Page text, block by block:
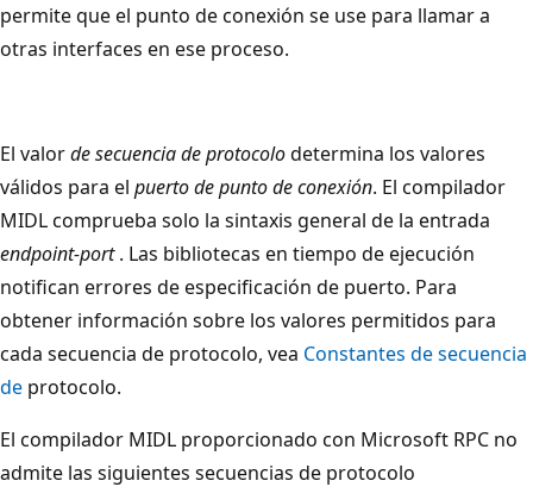
permite que el punto de conexión se use para llamar a
otras interfaces en ese proceso.
El valorde secuencia de protocolodetermina los valores
válidos para el puerto de punto de conexión. El compilador
MIDL comprueba solo la sintaxis general de la entrada
endpoint-port. Las bibliotecas en tiempo de ejecución
notifican errores de especificación de puerto. Para
obtener información sobre los valores permitidos para
cada secuencia de protocolo, vea Constantes de secuencia
de protocolo.
El compilador MIDL proporcionado con Microsoft RPC no
admite las siguientes secuencias de protocolo